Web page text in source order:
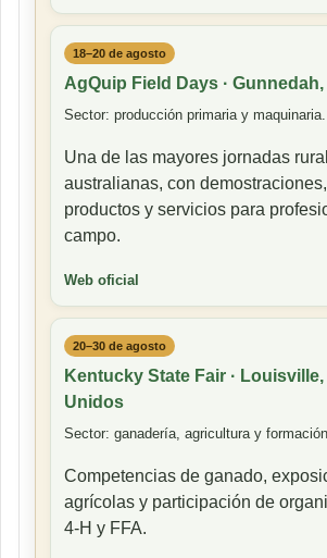
18–20 de agosto
AgQuip Field Days ·
Sector: producción primaria y maquinaria.
Una de las mayores jornadas
australianas, con demostraciones,
productos y servicios para
campo.
Web oficial
20–30 de agosto
Kentucky State Fair ·
Unidos
Sector: ganadería, agricultura y
Competencias de ganado,
agrícolas y participación de
4-H y FFA.